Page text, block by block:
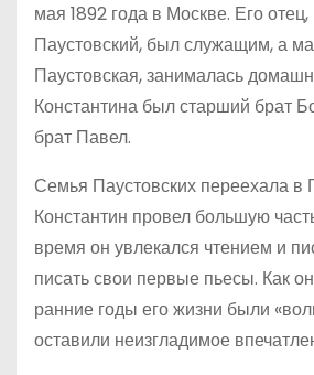
мая 1892 года в Москве. Его отец,
Паустовский, был служащим, а
Паустовская, занималась
Константина был старший брат
брат Павел.
Семья Паустовских переехала в
Константин провел большую
время он увлекался чтением и
писать свои первые пьесы. Как
ранние годы его жизни были
оставили неизгладимое